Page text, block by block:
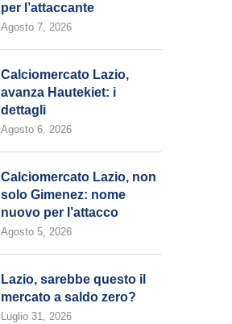
per l’attaccante
Agosto 7, 2026
Calciomercato Lazio,
avanza Hautekiet: i
dettagli
Agosto 6, 2026
Calciomercato Lazio, non
solo Gimenez: nome
nuovo per l’attacco
Agosto 5, 2026
Lazio, sarebbe questo il
mercato a saldo zero?
Luglio 31, 2026